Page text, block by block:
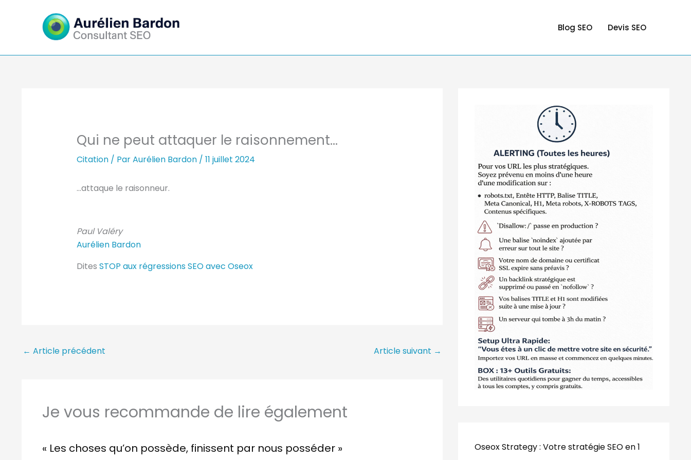
Blog SEO Devis SEO
Qui ne peut attaquer le raisonnement…
Citation/ ParAurélien Bardon / 11 juillet 2024
…attaque le raisonneur.
Paul Valéry
Aurélien Bardon
Dites STOP aux régressions SEO avec Oseox
← Article précédent Article suivant →
Je vous recommande de lire également
« Les choses qu’on possède, finissent par nous posséder »
Oseox Strategy : Votre stratégie SEO en 1